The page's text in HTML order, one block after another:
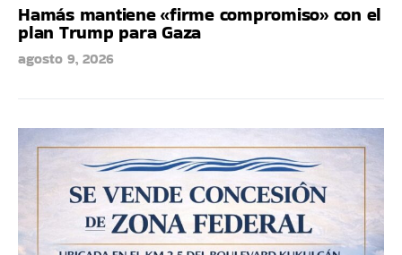
Hamás mantiene «firme compromiso» con el
plan Trump para Gaza
agosto 9, 2026